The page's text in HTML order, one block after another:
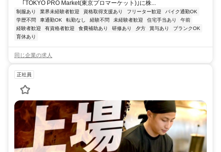
｢TOKYO PRO Market(東京プロマーケット)｣に株...
制服あり 業界未経験者歓迎 資格取得支援あり フリーター歓迎
バイク通勤OK
学歴不問
車通勤OK 転勤なし 経験不問 未経験者歓迎 住宅手当あり
午前
経験者歓迎
有資格者歓迎 食費補助あり 研修あり 夕方 賞与あり
ブランクOK
育休あり
同じ企業の求人
正社員